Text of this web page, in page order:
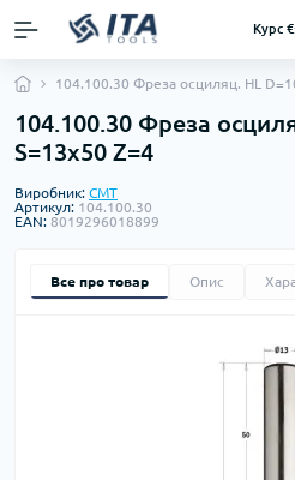
Курс
104.100.30 Фреза осциляц. HL
104.100.30 Фреза
S=13x50 Z=4
Виробник: CMT
Артикул: 104.100.30
EAN: 8019296018899
Все про товар Опис